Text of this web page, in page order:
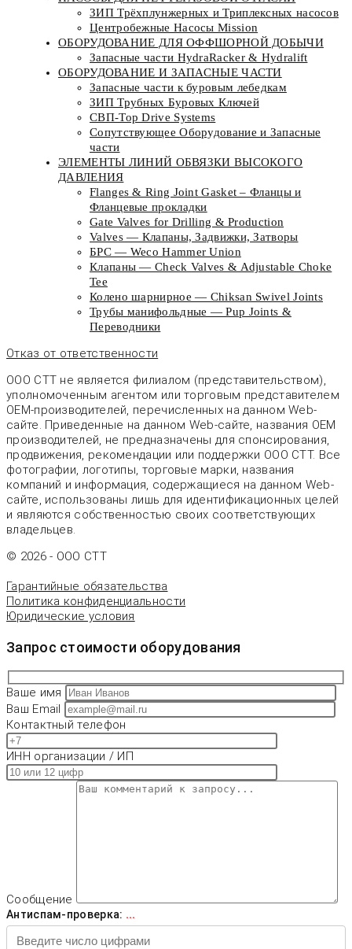
ЗИП Трёхплунжерных и Триплексных насосов
Центробежные Насосы Mission
ОБОРУДОВАНИЕ ДЛЯ ОФФШОРНОЙ ДОБЫЧИ
Запасные части HydraRacker & Hydralift
ОБОРУДОВАНИЕ И ЗАПАСНЫЕ ЧАСТИ
Запасные части к буровым лебедкам
ЗИП Трубных Буровых Ключей
СВП-Top Drive Systems
Сопутствующее Оборудование и Запасные
части
ЭЛЕМЕНТЫ ЛИНИЙ ОБВЯЗКИ ВЫСОКОГО
ДАВЛЕНИЯ
Flanges & Ring Joint Gasket – Фланцы и
Фланцевые прокладки
Gate Valves for Drilling & Production
Valves — Клапаны, Задвижки, Затворы
БРС — Weco Hammer Union
Клапаны — Check Valves & Adjustable Choke
Tee
Колено шарнирное — Chiksan Swivel Joints
Трубы манифольдные — Pup Joints &
Переводники
Отказ от ответственности
ООО СТТ не является филиалом (представительством),
уполномоченным агентом или торговым представителем
OEM-производителей, перечисленных на данном Web-
сайте. Приведенные на данном Web-сайте, названия OEM
производителей, не предназначены для спонсирования,
продвижения, рекомендации или поддержки ООО СТТ. Все
фотографии, логотипы, торговые марки, названия
компаний и информация, содержащиеся на данном Web-
сайте, использованы лишь для идентификационных целей
и являются собственностью своих соответствующих
владельцев.
© 2026 - OOO CTT
Гарантийные обязательства
Политика конфиденциальности
Юридические условия
Запрос стоимости оборудования
Ваше имя
Ваш Email
Контактный телефон
ИНН организации / ИП
Сообщение
Антиспам-проверка: ...